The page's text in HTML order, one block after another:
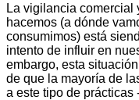
La vigilancia comercial
hacemos (a dónde
consumimos) está
intento de influir en
embargo, esta
de que la mayoría de
a este tipo de